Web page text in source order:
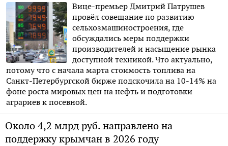
Вице-премьер Дмитрий Патрушев
провёл совещание по развитию
сельхозмашиностроения, где
обсуждались меры поддержки
производителей и насыщение рынка
доступной техникой. Что актуально,
потому что с начала марта стоимость топлива на
Санкт-Петербургской бирже подскочила на 10-14% на
фоне роста мировых цен на нефть и подготовки
аграриев к посевной.
Около 4,2 млрд руб. направлено на
поддержку крымчан в 2026 году